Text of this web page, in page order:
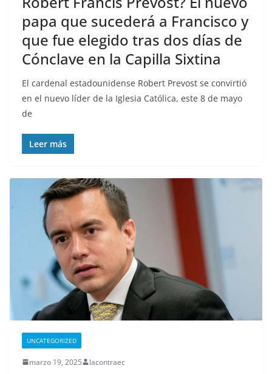
papa que sucederá a Francisco y
que fue elegido tras dos días de
Cónclave en la Capilla Sixtina
El cardenal estadounidense Robert Prevost se convirtió
en el nuevo líder de la Iglesia Católica, este 8 de mayo
de
Leer más
UNCATEGORIZED
marzo 19, 2025 lacontraec